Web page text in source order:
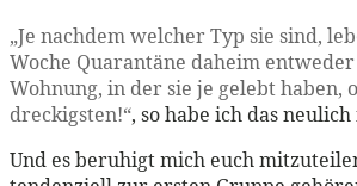
„Je nachdem welcher Typ sie sind,
Woche Quarantäne daheim
Wohnung, in der sie je gelebt haben,
dreckigsten!“, so habe ich das
Und es beruhigt mich euch